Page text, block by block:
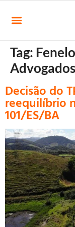
Tag:
Advogados
Decisão do
reequilíbrio
101/ES/BA